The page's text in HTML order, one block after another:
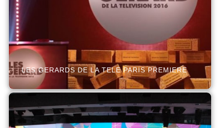
LES GERARDS DE LA TELE PARIS PREMIERE